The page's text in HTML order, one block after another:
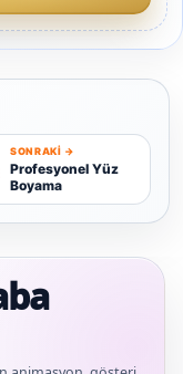
SONRAKI →
Profesyonel Yüz
Boyama